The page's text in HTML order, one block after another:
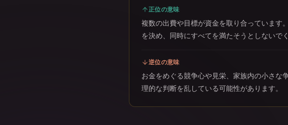
正位の意味
複数の出費や目標が資金を取り合っています
を決め、同時にすべてを満たそうとしないでく
逆位の意味
お金をめぐる競争心や見栄、家族内の小さな
理的な判断を乱している可能性があります。